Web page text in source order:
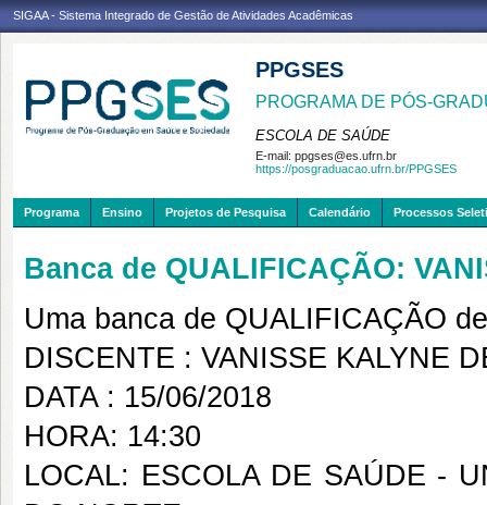
SIGAA - Sistema Integrado de Gestão de Atividades Acadêmicas
PPGSES
PROGRAMA DE PÓS-
ESCOLA DE SAÚDE
E-mail: ppgses@es.ufrn.br
https://posgraduacao.ufrn.br/PPGSES
Programa Ensino Projetos de Pesquisa Calendário Processos
Banca de QUALIFICAÇÃO:
Uma banca de QUALIFICAÇÃO
DISCENTE : VANISSE KALYNE
DATA : 15/06/2018
HORA: 14:30
LOCAL: ESCOLA DE SAÚDE -